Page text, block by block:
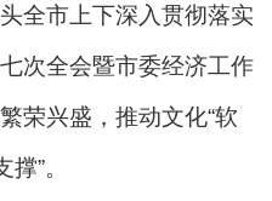
市上下深入贯彻落实
次全会暨市委经济工作
荣兴盛，推动文化“软
”。